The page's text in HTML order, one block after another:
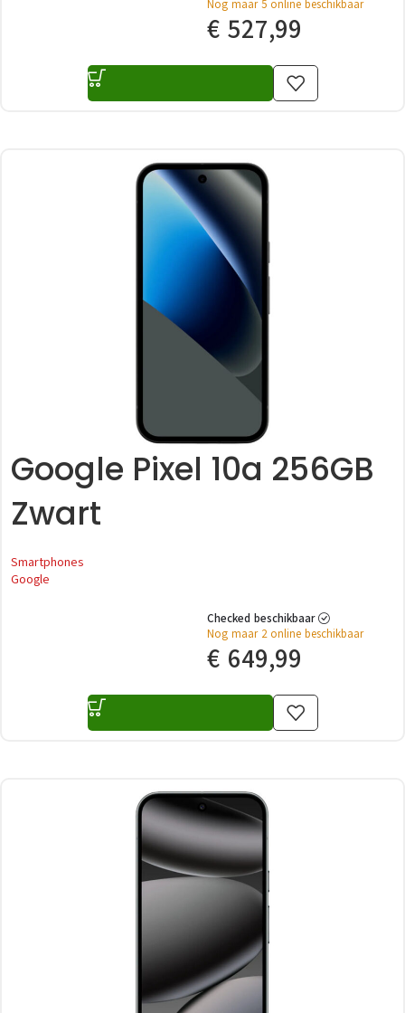
Nog maar 5 online beschikbaar
€ 527,99
Google Pixel 10a 256GB
Zwart
Smartphones
Google
Checked beschikbaar
Nog maar 2 online beschikbaar
€ 649,99